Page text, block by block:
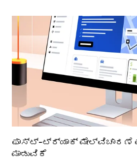
ಫಾಸ್ಟ್-ಟ್ರ್ಯಾಕ್
ಮಾಡುವಿಕೆ